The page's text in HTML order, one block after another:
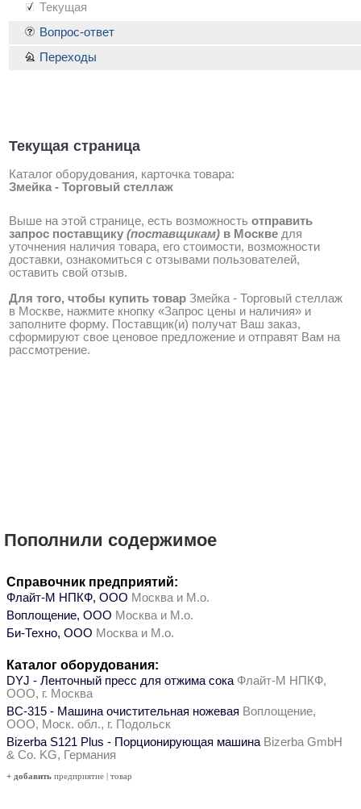
Текущая
Текущая страница
Каталог оборудования, карточка товара:
Змейка - Торговый стеллаж
Выше на этой странице, есть возможность отправить
запрос поставщику (поставщикам) в Москве для
уточнения наличия товара, его стоимости, возможности
доставки, ознакомиться с отзывами пользователей,
оставить свой отзыв.
Для того, чтобы купить товар Змейка - Торговый стеллаж
в Москве, нажмите кнопку «Запрос цены и наличия» и
заполните форму. Поставщик(и) получат Ваш заказ,
сформируют свое ценовое предложение и отправят Вам на
рассмотрение.
Вопрос-ответ
Переходы
Пополнили содержимое
Справочник предприятий:
Флайт-М НПКФ, ООО Москва и М.о.
Воплощение, ООО Москва и М.о.
Би-Техно, ООО Москва и М.о.
Каталог оборудования:
DYJ - Ленточный пресс для отжима сока Флайт-М НПКФ,
ООО, г. Москва
ВС-315 - Машина очистительная ножевая Воплощение,
ООО, Моск. обл., г. Подольск
Bizerba S121 Plus - Порционирующая машина Bizerba GmbH
& Co. KG, Германия
+ добавить предприятие | товар